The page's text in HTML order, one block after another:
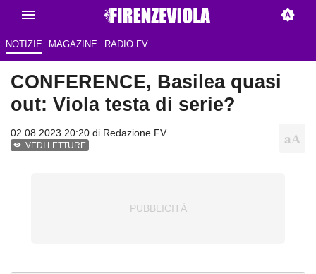
NOTIZIE MAGAZINE RADIO FV
CONFERENCE, Basilea quasi
out: Viola testa di serie?
02.08.2023 20:20 di Redazione FV
VEDI LETTURE